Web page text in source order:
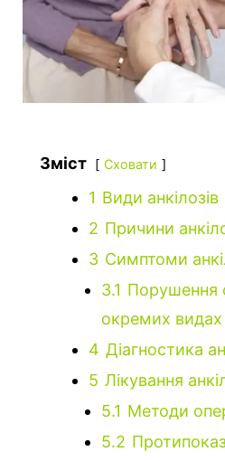
Зміст Сховати
1 Види анкілозів
2 Причини
3 Симптоми
3.1 Порушення
окремих видах
4 Діагностика
5 Лікування
5.1 Методи
5.2